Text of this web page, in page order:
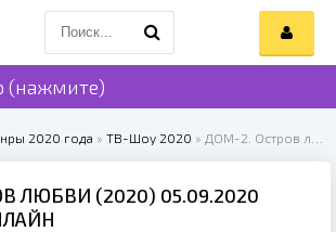
(нажмите)
2020 года » ТВ-Шоу 2020 » ДОМ-2. Остров любви (2020)
ЛЮБВИ (2020) 05.09.2020